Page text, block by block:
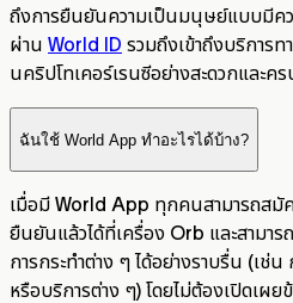
ถึงการยืนยันความเป็นมนุษย์แบบมีคว
ผ่าน World ID รวมถึงเข้าถึงบริการ
นคริปโทเคอร์เรนซีอย่างสะดวกและค
ฉันใช้ World App ทำอะไรได้บ้าง?
เมื่อมี World App ทุกคนสามารถสมั
ยืนยันแล้วได้ที่เครื่อง Orb และสามา
การกระทำต่าง ๆ ได้อย่างราบรื่น (เช่น
หรือบริการต่าง ๆ) โดยไม่ต้องเปิดเผ